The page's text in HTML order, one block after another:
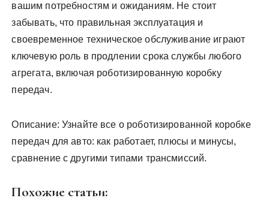
вашим потребностям и ожиданиям. Не стоит
забывать, что правильная эксплуатация и
своевременное техническое обслуживание играют
ключевую роль в продлении срока службы любого
агрегата, включая роботизированную коробку
передач.
Описание: Узнайте все о роботизированной коробке
передач для авто: как работает, плюсы и минусы,
сравнение с другими типами трансмиссий.
Похожие статьи: